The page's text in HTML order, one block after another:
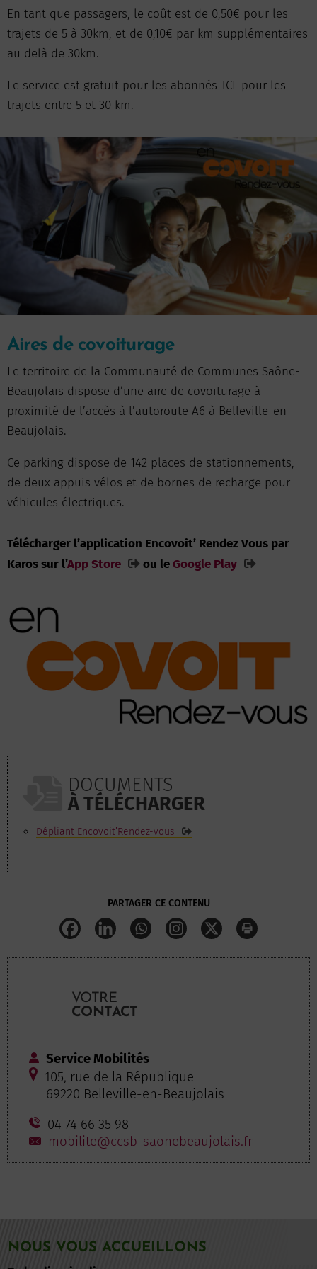
En tant que passagers, le coût est de 0,50€ pour les
trajets de 5 à 30km, et de 0,10€ par km supplémentaires
au delà de 30km.
Le service est gratuit pour les abonnés TCL pour les
trajets entre 5 et 30 km.
Aires de covoiturage
Le territoire de la Communauté de Communes Saône-
Beaujolais dispose d’une aire de covoiturage à
proximité de l’accès à l’autoroute A6 à Belleville-en-
Beaujolais.
Ce parking dispose de 142 places de stationnements,
de deux appuis vélos et de bornes de recharge pour
véhicules électriques.
Télécharger l’application Encovoit’ Rendez Vous par
Karos sur l’App Store ou leGoogle Play
DOCUMENTS
À TÉLÉCHARGER
Dépliant Encovoit’Rendez-vous
PARTAGER CE CONTENU
VOTRE
CONTACT
Service Mobilités
105, rue de la République
69220 Belleville-en-Beaujolais
04 74 66 35 98
mobilite@ccsb-saonebeaujolais.fr
NOUS VOUS ACCUEILLONS